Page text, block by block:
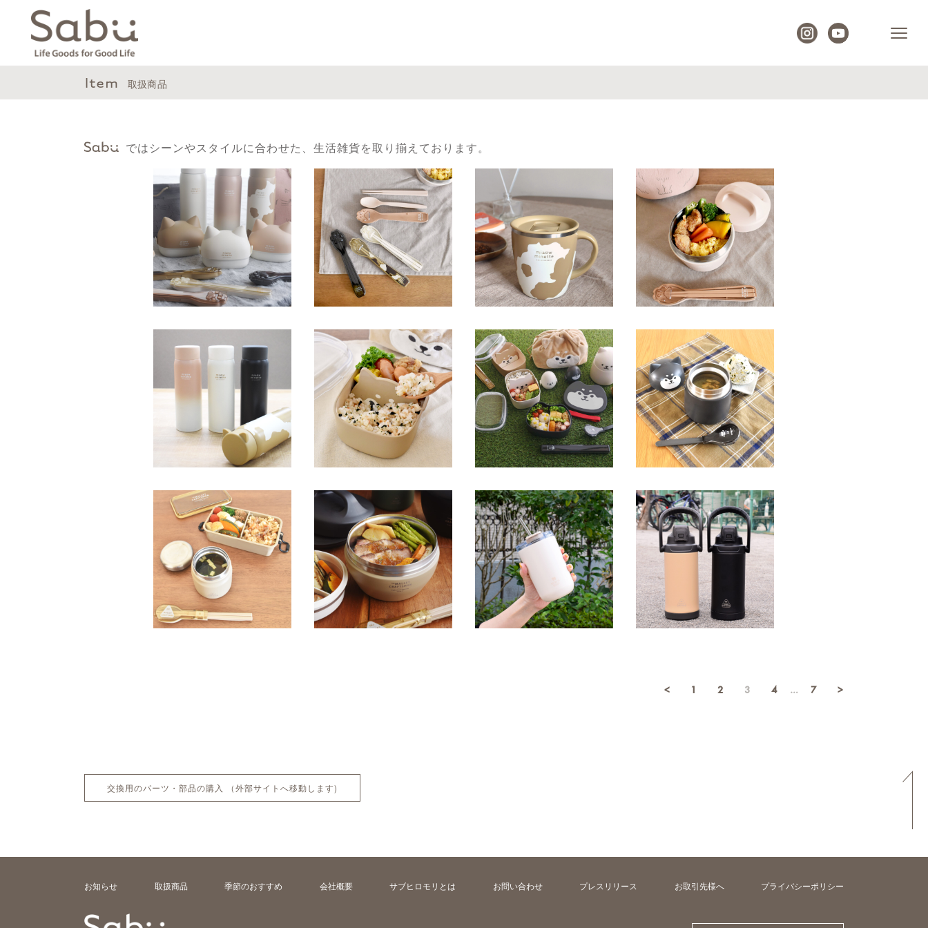
Item 取扱商品
Sabu
ではシーンやスタイルに合わせた、生活雑貨を取り揃えております。
< 1 2 3 4 … 7 >
交換用のパーツ・部品の購入 （外部サイトへ移動します)
お知らせ 取扱商品 季節のおすすめ 会社概要 サブヒロモリとは お問い合わせ プレスリリース お取引先様へ プライバシーポリシー